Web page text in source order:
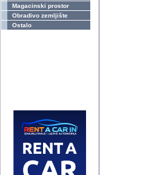
Magacinski prostor
Obradivo zemljište
Ostalo